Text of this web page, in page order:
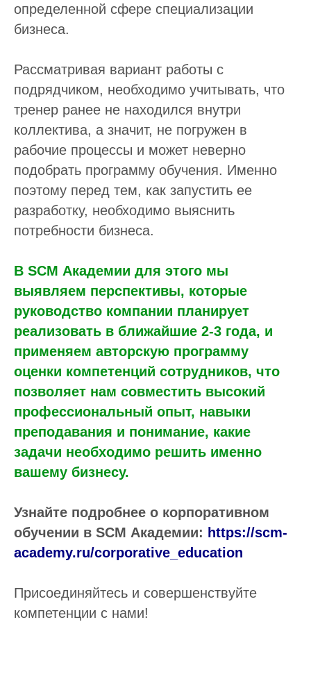
определенной сфере специализации
бизнеса.
Рассматривая вариант работы с
подрядчиком, необходимо учитывать, что
тренер ранее не находился внутри
коллектива, а значит, не погружен в
рабочие процессы и может неверно
подобрать программу обучения. Именно
поэтому перед тем, как запустить ее
разработку, необходимо выяснить
потребности бизнеса.
В SCM Академии для этого мы
выявляем перспективы, которые
руководство компании планирует
реализовать в ближайшие 2-3 года, и
применяем авторскую программу
оценки компетенций сотрудников, что
позволяет нам совместить высокий
профессиональный опыт, навыки
преподавания и понимание, какие
задачи необходимо решить именно
вашему бизнесу.
Узнайте подробнее о корпоративном
обучении в SCM Академии: https://scm-
academy.ru/corporative_education
Присоединяйтесь и совершенствуйте
компетенции с нами!